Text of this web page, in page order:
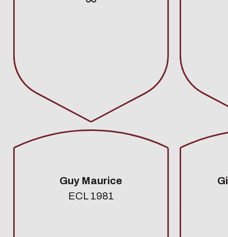
Guy Maurice
ECL 1981